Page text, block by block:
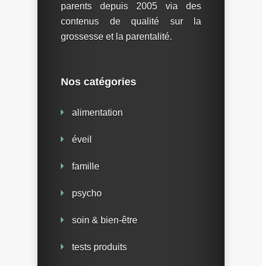
parents depuis 2005 via des
contenus de qualité sur la
grossesse et la parentalité.
Nos catégories
alimentation
éveil
famille
psycho
soin & bien-être
tests produits